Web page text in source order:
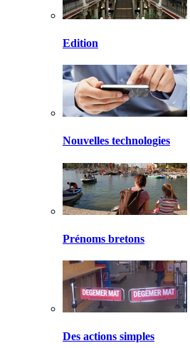
Edition
Nouvelles technologies
Prénoms bretons
Des actions simples